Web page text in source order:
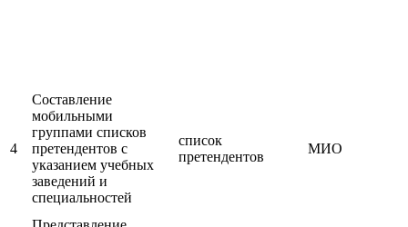
4
Составление
мобильными
группами списков
претендентов с
указанием учебных
заведений и
специальностей
список
претендентов
МИО